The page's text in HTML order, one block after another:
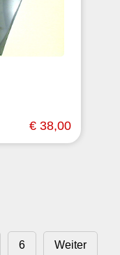
€ 38,00
6 Weiter